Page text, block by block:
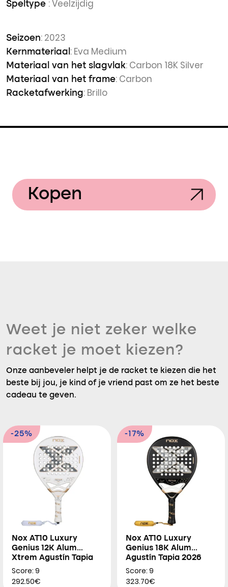
Speltype : Veelzijdig
Seizoen: 2023
Kernmateriaal : Eva Medium
Materiaal van het slagvlak: Carbon 18K Silver
Materiaal van het frame: Carbon
Racketafwerking: Brillo
Kopen
Weet je niet zeker welke
racket je moet kiezen?
Onze aanbeveler helpt je de racket te kiezen die het
beste bij jou, je kind of je vriend past om ze het beste
cadeau te geven.
-25%
Nox AT10 Luxury
Genius 12K Alum
Xtrem Agustín Tapia
2026
Score: 9
292.50€
-17%
Nox AT10 Luxury
Genius 18K Alum
Agustín Tapia 2026
Score: 9
323.70€